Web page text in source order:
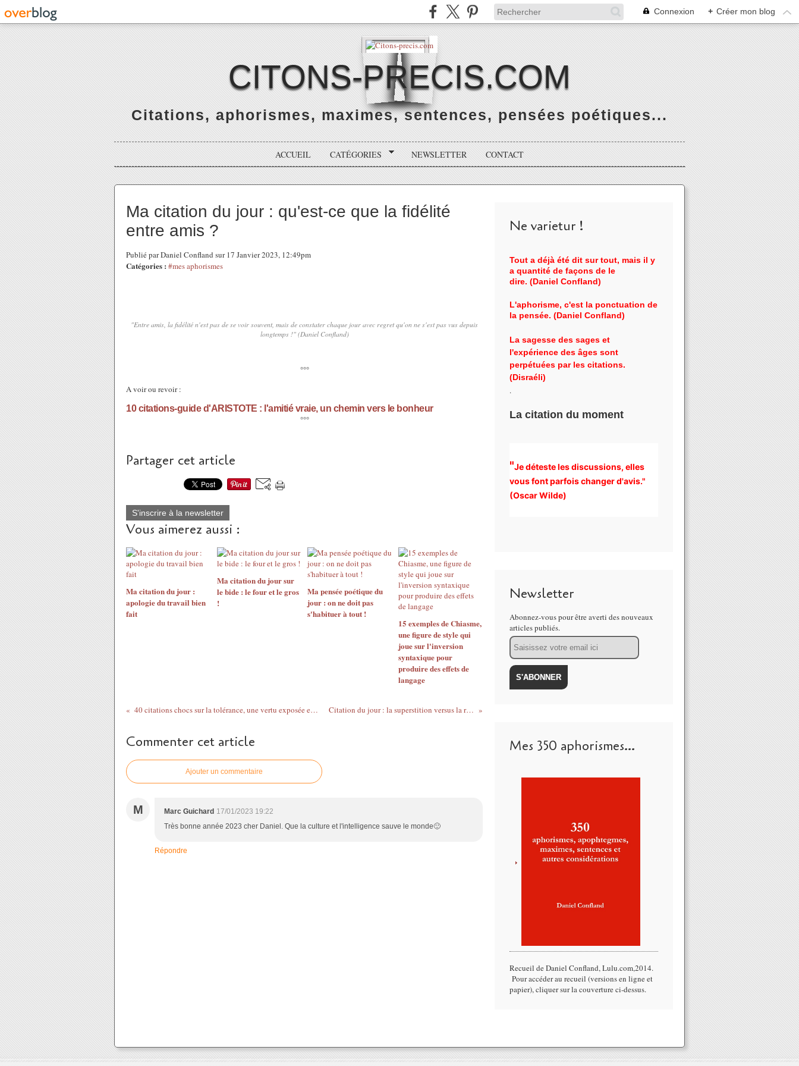
Connexion + Créer mon blog
CITONS-PRECIS.COM
Citations, aphorismes, maximes, sentences, pensées poétiques...
ACCUEIL CATÉGORIES NEWSLETTER CONTACT
Ma citation du jour : qu'est-ce que la fidélité
entre amis ?
Publié par Daniel Confland sur 17 Janvier 2023, 12:49pm
Catégories : #mes aphorismes
"Entre amis, la fidélité n'est pas de se voir souvent, mais de constater chaque jour avec regret qu'on ne s'est pas vus depuis
longtemps !" (Daniel Confland)
°°°
A voir ou revoir :
10 citations-guide d'ARISTOTE : l'amitié vraie, un chemin vers le bonheur
°°°
Partager cet article
S'inscrire à la newsletter
Vous aimerez aussi :
Ma citation du jour :
apologie du travail bien
fait
Ma citation du jour sur
le bide : le four et le gros
!
Ma pensée poétique du
jour : on ne doit pas
s'habituer à tout !
15 exemples de Chiasme,
une figure de style qui
joue sur l'inversion
syntaxique pour
produire des effets de
langage
40 citations chocs sur la tolérance, une vertu exposée en permanence à l'intolérable Citation du jour : la superstition versus la religion, selon Voltaire
Commenter cet article
Ajouter un commentaire
M Marc Guichard 17/01/2023 19:22
Très bonne année 2023 cher Daniel. Que la culture et l'intelligence sauve le monde🙂
Répondre
Ne varietur !
Tout a déjà été dit sur tout, mais il y
a quantité de façons de le
dire. (Daniel Confland)
L'aphorisme, c'est la ponctuation de
la pensée. (Daniel Confland)
La sagesse des sages et
l'expérience des âges sont
perpétuées par les citations.
(Disraéli)
.
La citation du moment
"Je déteste les discussions, elles
vous font parfois changer d'avis."
(Oscar Wilde)
Newsletter
Abonnez-vous pour être averti des nouveaux
articles publiés.
Email
Mes 350 aphorismes...
Recueil de Daniel Confland, Lulu.com,2014.​
Pour accéder au recueil (versions en ligne et
papier), cliquer sur la couverture ci-dessus.